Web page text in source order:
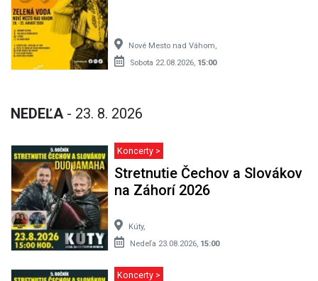
Nové Mesto nad Váhom,
Sobota 22.08.2026, 15:00
NEDEĽA - 23. 8. 2026
Koncerty >
Stretnutie Čechov a Slovákov
na Záhorí 2026
Kúty,
Nedeľa 23.08.2026, 15:00
Koncerty >